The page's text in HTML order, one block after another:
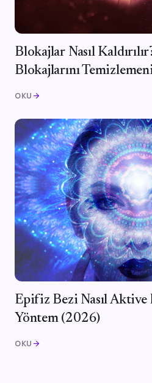
Blokajlar Nasıl
Blokajlarını
OKU arrow_forward
Epifiz Bezi Nasıl
Yöntem (2026)
OKU arrow_forward